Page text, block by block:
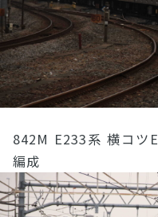
842M E233系 横コツ
編成